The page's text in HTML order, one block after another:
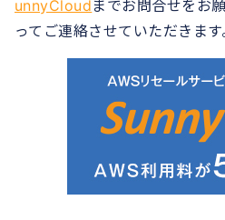
unnyCloud までお問合せをお
ってご連絡させていただきます